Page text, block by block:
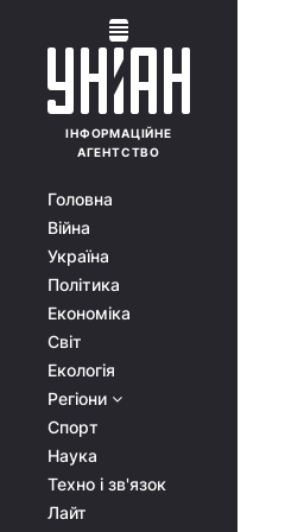
ІНФОРМАЦІЙНЕ
АГЕНТСТВО
Головна
Війна
Україна
Політика
Економіка
Світ
Екологія
Регіони
Спорт
Наука
Техно і зв'язок
Лайт